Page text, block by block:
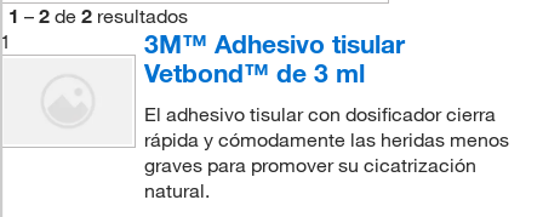
1 – 2 de 2 resultados
1
3M™ Adhesivo tisular
Vetbond™ de 3 ml
El adhesivo tisular con dosificador cierra
rápida y cómodamente las heridas menos
graves para promover su cicatrización
natural.